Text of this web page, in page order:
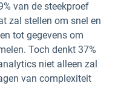
van de steekproef
zal stellen om snel en
tot gegevens om
Toch denkt 37%
niet alleen zal
van complexiteit